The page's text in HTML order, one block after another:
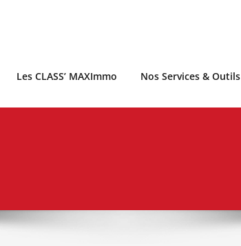
Les CLASS’ MAXImmo Nos Services & Outils